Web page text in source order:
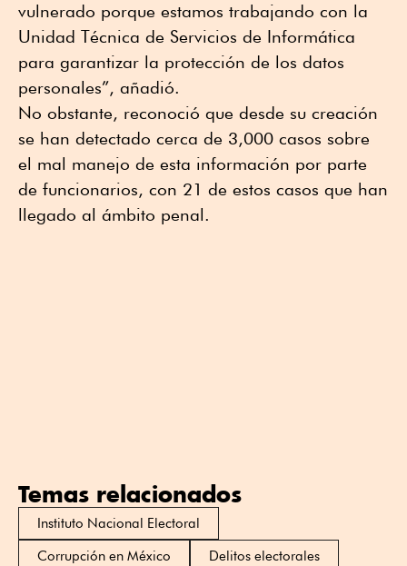
vulnerado porque estamos trabajando con la
Unidad Técnica de Servicios de Informática
para garantizar la protección de los datos
personales”, añadió.
No obstante, reconoció que desde su creación
se han detectado cerca de 3,000 casos sobre
el mal manejo de esta información por parte
de funcionarios, con 21 de estos casos que han
llegado al ámbito penal.
Temas relacionados
Instituto Nacional Electoral
Corrupción en México
Delitos electorales